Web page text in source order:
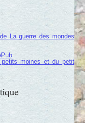
La guerre des mondes
petits moines et du petit